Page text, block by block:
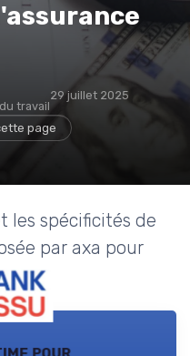
travail
29 juillet 2025
page
les spécificités de
par axa pour
pour